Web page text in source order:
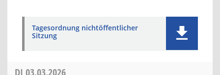
Tagesordnung nichtöffentlicher
Sitzung
DI 03.03.2026